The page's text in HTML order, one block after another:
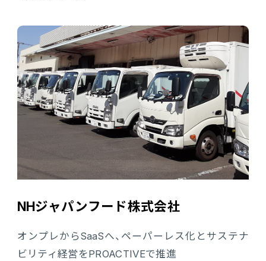
NHジャパンフード株式会社
オンプレからSaaSへ、ペーパーレス化とサステナ
ビリティ経営をPROACTIVEで推進